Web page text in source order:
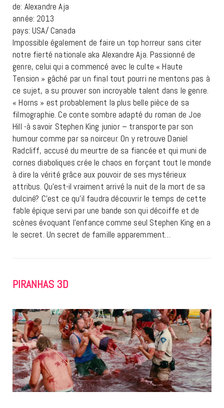
de: Alexandre Aja
année: 2013
pays: USA/ Canada
Impossible également de faire un top horreur sans citer
notre fierté nationale aka Alexandre Aja. Passionné de
genre, celui qui a commencé avec le culte « Haute
Tension » gâché par un final tout pourri ne mentons pas à
ce sujet, a su prouver son incroyable talent dans le genre.
« Horns » est probablement la plus belle pièce de sa
filmographie. Ce conte sombre adapté du roman de Joe
Hill -à savoir Stephen King junior – transporte par son
humour comme par sa noirceur. On y retrouve Daniel
Radcliff, accusé du meurtre de sa fiancée et qui muni de
cornes diaboliques crée le chaos en forçant tout le monde
à dire la vérité grâce aux pouvoir de ses mystérieux
attribus. Qu’est-il vraiment arrivé la nuit de la mort de sa
dulciné? C’est ce qu’il faudra découvrir le temps de cette
fable épique servi par une bande son qui décoiffe et de
scènes évoquant l’enfance comme seul Stephen King en a
le secret. Un secret de famille apparemment…
PIRANHAS 3D